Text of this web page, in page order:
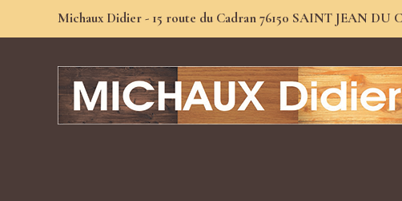
Michaux Didier - 15 route du Cadran 76150 SAINT JEAN